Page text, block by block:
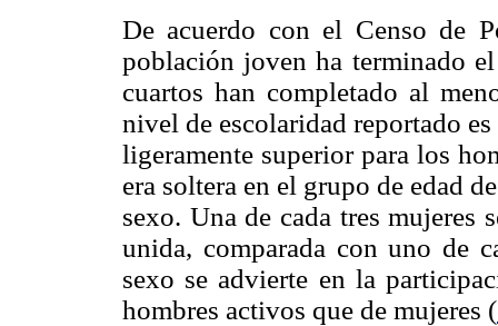
De acuerdo con el Censo de
población joven ha terminado
cuartos han completado al
nivel de escolaridad reportado
ligeramente superior para los
era soltera en el grupo de edad
sexo. Una de cada tres mujeres
unida, comparada con uno de
sexo se advierte en la
hombres activos que de mujeres (